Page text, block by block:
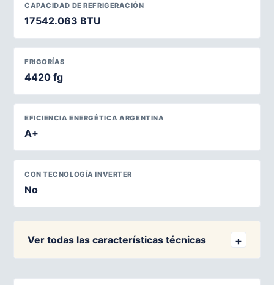
CAPACIDAD DE REFRIGERACIÓN
17542.063 BTU
FRIGORÍAS
4420 fg
EFICIENCIA ENERGÉTICA ARGENTINA
A+
CON TECNOLOGÍA INVERTER
No
Ver todas las características técnicas